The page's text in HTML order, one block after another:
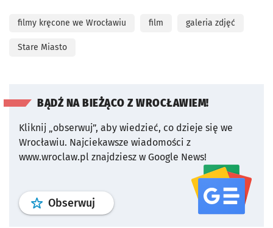
filmy kręcone we Wrocławiu film galeria zdjęć
Stare Miasto
BĄDŹ NA BIEŻĄCO Z WROCŁAWIEM!
Kliknij „obserwuj”, aby wiedzieć, co dzieje się we
Wrocławiu. Najciekawsze wiadomości z
www.wroclaw.pl znajdziesz w Google News!
Obserwuj profil serwisu